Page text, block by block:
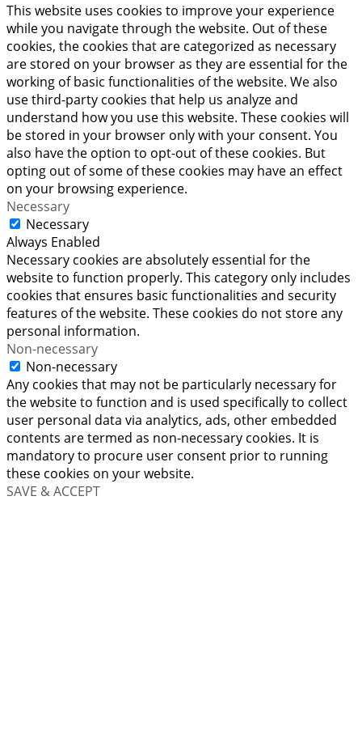
This website uses cookies to improve your experience
while you navigate through the website. Out of these
cookies, the cookies that are categorized as necessary
are stored on your browser as they are essential for the
working of basic functionalities of the website. We also
use third-party cookies that help us analyze and
understand how you use this website. These cookies will
be stored in your browser only with your consent. You
also have the option to opt-out of these cookies. But
opting out of some of these cookies may have an effect
on your browsing experience.
Necessary
Necessary
Always Enabled
Necessary cookies are absolutely essential for the
website to function properly. This category only includes
cookies that ensures basic functionalities and security
features of the website. These cookies do not store any
personal information.
Non-necessary
Non-necessary
Any cookies that may not be particularly necessary for
the website to function and is used specifically to collect
user personal data via analytics, ads, other embedded
contents are termed as non-necessary cookies. It is
mandatory to procure user consent prior to running
these cookies on your website.
SAVE & ACCEPT